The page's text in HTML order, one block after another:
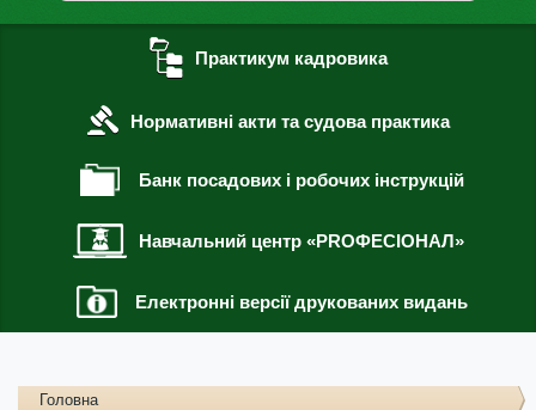
Практикум кадровика
Нормативні акти та судова практика
Банк посадових і робочих інструкцій
Навчальний центр «PROФЕСІОНАЛ»
Електронні версії друкованих видань
Головна